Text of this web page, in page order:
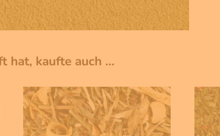
hat, kaufte auch …